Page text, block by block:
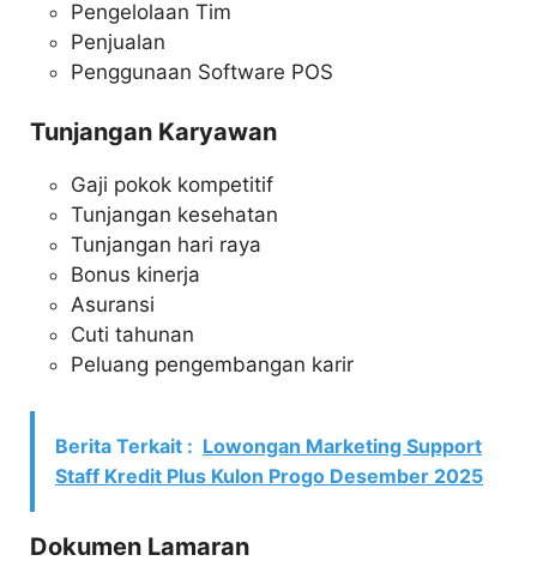
Pengelolaan Tim
Penjualan
Penggunaan Software POS
Tunjangan Karyawan
Gaji pokok kompetitif
Tunjangan kesehatan
Tunjangan hari raya
Bonus kinerja
Asuransi
Cuti tahunan
Peluang pengembangan karir
Berita Terkait : Lowongan Marketing Support
Staff Kredit Plus Kulon Progo Desember 2025
Dokumen Lamaran